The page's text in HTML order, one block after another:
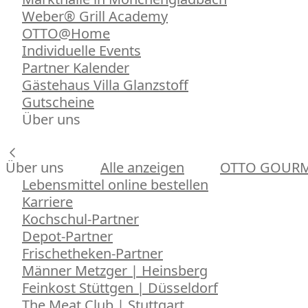
Weber® Grill Academy
OTTO@Home
Individuelle Events
Partner Kalender
Gästehaus Villa Glanzstoff
Gutscheine
Über uns
Über uns Alle anzeigen
OTTO
Lebensmittel online bestellen
Karriere
Kochschul-Partner
Depot-Partner
Frischetheken-Partner
Männer Metzger | Heinsberg
Feinkost Stüttgen | Düsseldorf